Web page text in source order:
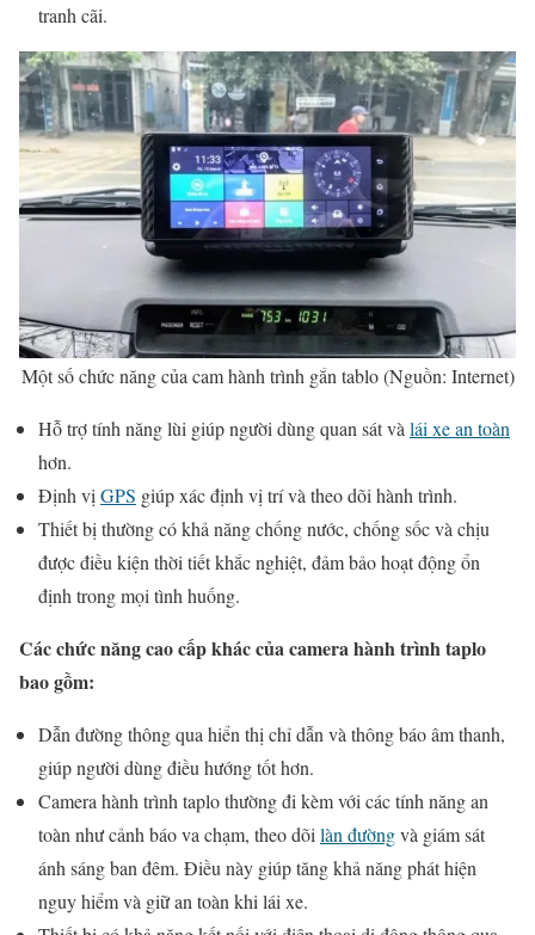
tranh cãi.
Một số chức năng của cam hành trình gắn tablo (Nguồn: Internet)
Hỗ trợ tính năng lùi giúp người dùng quan sát và lái xe an toàn
hơn.
Định vị GPS giúp xác định vị trí và theo dõi hành trình.
Thiết bị thường có khả năng chống nước, chống sốc và chịu
được điều kiện thời tiết khắc nghiệt, đảm bảo hoạt động ổn
định trong mọi tình huống.
Các chức năng cao cấp khác của camera hành trình taplo
bao gồm:
Dẫn đường thông qua hiển thị chỉ dẫn và thông báo âm thanh,
giúp người dùng điều hướng tốt hơn.
Camera hành trình taplo thường đi kèm với các tính năng an
toàn như cảnh báo va chạm, theo dõi làn đườngvà giám sát
ánh sáng ban đêm. Điều này giúp tăng khả năng phát hiện
nguy hiểm và giữ an toàn khi lái xe.